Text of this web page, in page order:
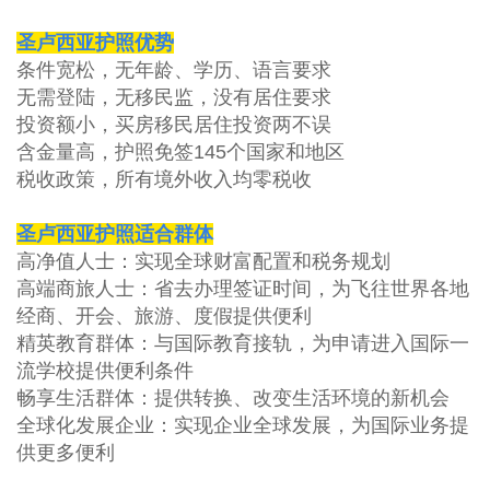
圣卢西亚护照优势
条件宽松，无年龄、学历、语言要求
无需登陆，无移民监，没有居住要求
投资额小，买房移民居住投资两不误
含金量高，护照免签145个国家和地区
税收政策，所有境外收入均零税收
圣卢西亚护照适合群体
高净值人士：实现全球财富配置和税务规划
高端商旅人士：省去办理签证时间，为飞往世界各地
经商、开会、旅游、度假提供便利
精英教育群体：与国际教育接轨，为申请进入国际一
流学校提供便利条件
畅享生活群体：提供转换、改变生活环境的新机会
全球化发展企业：实现企业全球发展，为国际业务提
供更多便利